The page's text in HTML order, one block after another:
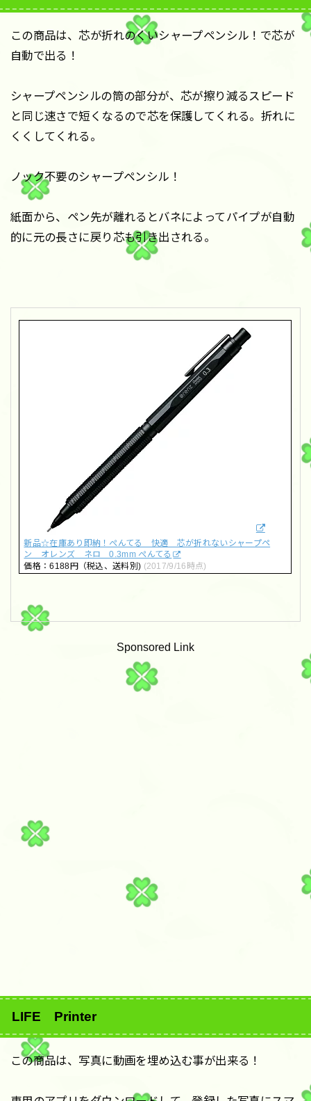
この商品は、芯が折れのくいシャープペンシル！で芯が
自動で出る！
シャープペンシルの筒の部分が、芯が擦り減るスピード
と同じ速さで短くなるので芯を保護してくれる。折れに
くくしてくれる。
ノック不要のシャープペンシル！
紙面から、ペン先が離れるとバネによってパイプが自動
的に元の長さに戻り芯も引き出される。
新品☆在庫あり即納！ぺんてる 快適 芯が折れないシャープペ
ン オレンズ ネロ 0.3mm ぺんてる
価格：6188円（税込、送料別) (2017/9/16時点)
Sponsored Link
LIFE Printer
この商品は、写真に動画を埋め込む事が出来る！